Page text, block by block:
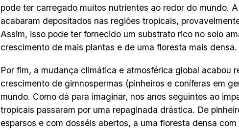
pode ter carregado muitos nutrientes ao redor do mundo.
acabaram depositados nas regiões tropicais,
Assim, isso pode ter fornecido um substrato rico no solo
crescimento de mais plantas e de uma floresta mais densa.
Por fim, a mudança climática e atmosférica global acabou
crescimento de gimnospermas (pinheiros e coníferas em
mundo. Como dá para imaginar, nos anos seguintes ao
tropicais passaram por uma repaginada drástica. De
esparsos e com dosséis abertos, a uma floresta densa